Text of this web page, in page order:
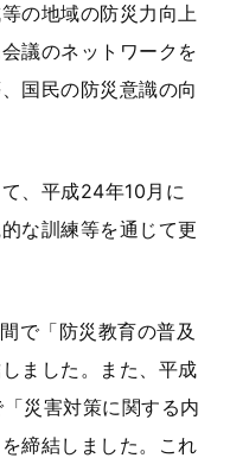
の地域の防災力向上
議のネットワークを
国民の防災意識の向
、平成24年10月に
な訓練等を通じて更
で「防災教育の普及
ました。また、平成
「災害対策に関する内
を締結しました。これ